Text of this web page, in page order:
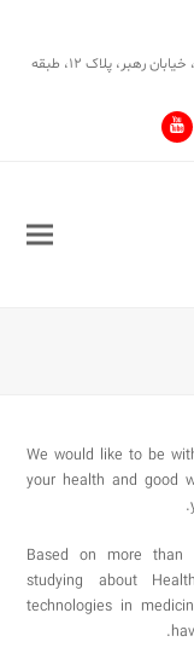
تهران، خیابان خرمشهر، میدان نیلوفر، خیابان هفتم، خیابان رهبر، پلاک ۱۲، طبقه
Youtube
We would like to be
your health and good
Based on more than
studying about
technologies in